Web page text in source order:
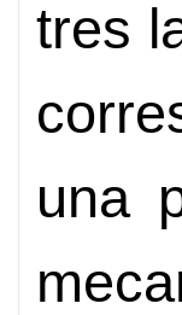
tres
una